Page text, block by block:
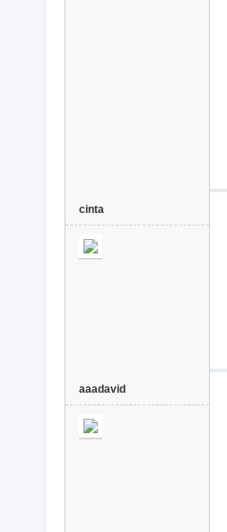
cinta
aaadavid